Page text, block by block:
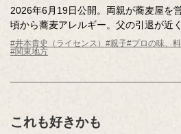
2026年6月19日公開。両親が蕎麦屋を
頃から蕎麦アレルギー。父の引退が近
れなくても「つゆ」の味を引き継ぎた
います。老舗の蕎麦屋の「つゆ」の秘
#井本貴史（ライセンス） #親子#プロの味、
#関東地方
これも好きかも